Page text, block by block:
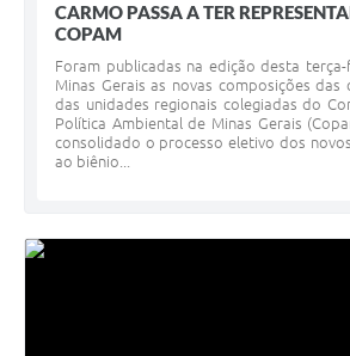
CARMO PASSA A TER
COPAM
Foram publicadas na edição desta terça-
Minas Gerais as novas composições das
das unidades regionais colegiadas do
Política Ambiental de Minas Gerais
consolidado o processo eletivo dos
ao biênio...